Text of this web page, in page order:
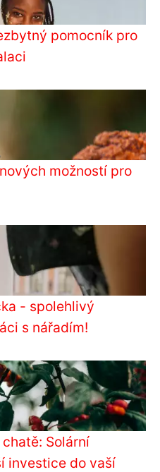
pomocník pro
možností pro
- spolehlivý
s nářadím!
Solární
investice do vaší